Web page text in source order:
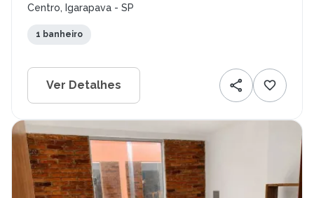
Centro, Igarapava - SP
1 banheiro
Ver Detalhes